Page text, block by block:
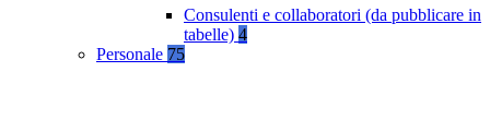
Consulenti e collaboratori (da pubblicare in
tabelle) 4
Personale 75